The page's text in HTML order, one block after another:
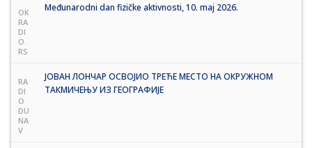
OK
RA
DI
O.
RS
Međunarodni dan fizičke aktivnosti, 10. maj 2026.
RA
DI
O
DU
NA
V
ЈОВАН ЛОНЧАР ОСВОЈИО ТРЕЋЕ МЕСТО НА ОКРУЖНОМ
ТАКМИЧЕЊУ ИЗ ГЕОГРАФИЈЕ